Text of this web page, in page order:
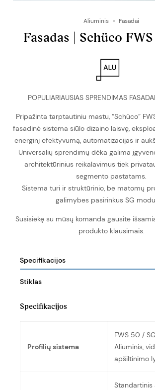
Aliuminis Fasadai
Fasadas | Schüco
POPULIARIAUSIAS SPRENDIMAS
Pripažinta tarptautiniu mastu, “Schüco”
fasadinė sistema siūlo dizaino laisvę,
energinį efektyvumą, automatizacijas ir
Universalių sprendimų dėka galima
architektūrinius reikalavimus tiek
segmento pastatams.
Sistema turi ir struktūrinio, be matomų
galimybes pasirinkus SG
Susisiekę su mūsų komanda gausite
produkto klausimais.
Specifikacijos
Stiklas
Specifikacijos
Profilių sistema
FWS 50 / SG
Aliuminis,
apšiltinimo
Standartinis